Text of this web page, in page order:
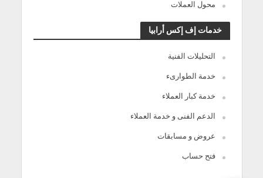
محول العملات
خدمات إف إكس أرابيا
التحليلات الفنية
خدمة الطوارىء
خدمة كبار العملاء
الدعم الفنى و خدمة العملاء
عروض و مسابقات
فتح حساب